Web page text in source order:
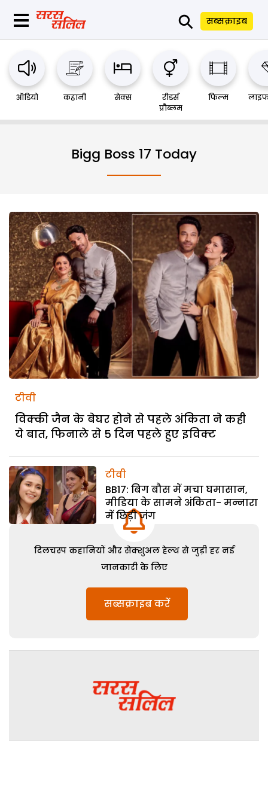
⚲ सब्सक्राइब
ऑडियो कहानी सेक्स
रीडर्स
प्रौब्लम
फिल्म
Bigg Boss 17 Today
टीवी
विक्की जैन के बेघर होने से पहले अंकिता ने कही
ये बात, फिनाले से 5 दिन पहले हुए इविक्ट
टीवी
BB17: बिग बौस में मचा घमासान,
मीडिया के सामने अंकिता- मन्नारा
में छिड़ी जंग
दिलचस्प कहानियों और सेक्शुअल हेल्थ से जुड़ी हर नई
जानकारी के लिए
सब्सक्राइब करें